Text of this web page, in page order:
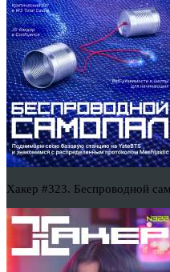
Хакер #323. Беспроводной